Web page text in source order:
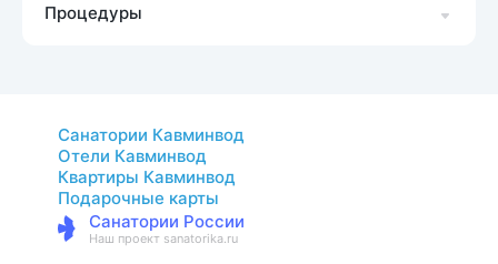
Процедуры
Санатории Кавминвод
Отели Кавминвод
Квартиры Кавминвод
Подарочные карты
Санатории России
Наш проект sanatorika.ru